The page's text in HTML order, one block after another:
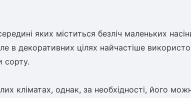
яких міститься безліч маленьких
декоративних цілях найчастіше
сорту.
кліматах, однак, за необхідності, його